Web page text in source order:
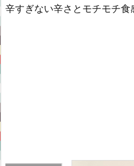
辛すぎない辛さとモチモチ食